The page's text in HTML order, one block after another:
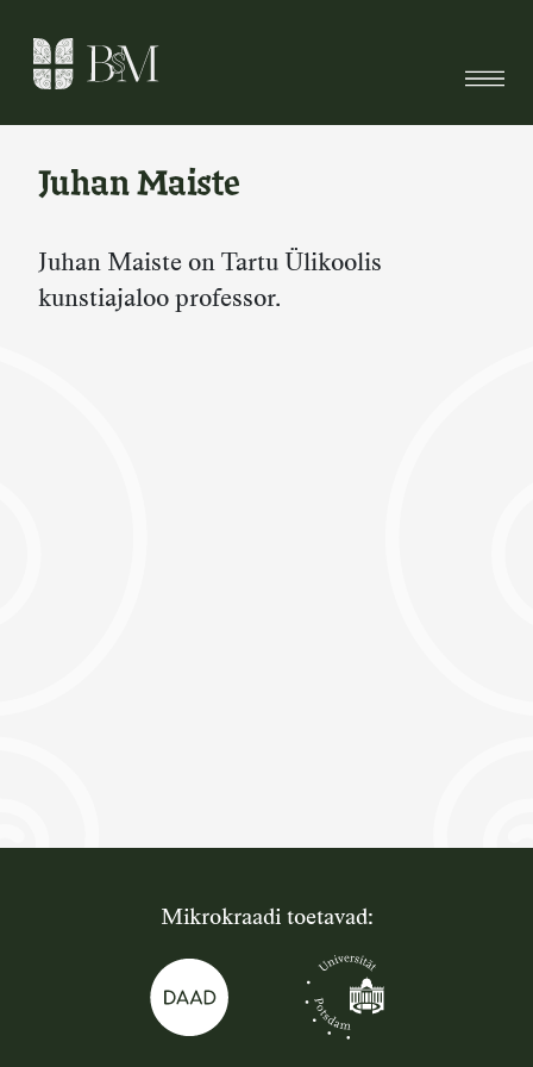
to
content
Juhan Maiste
Juhan Maiste on Tartu Ülikoolis
kunstiajaloo professor.
Mikrokraadi toetavad: